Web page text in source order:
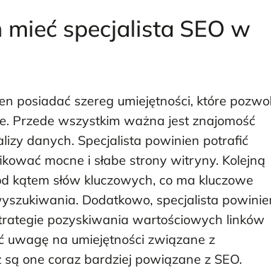
specjalista SEO w
posiadać szereg umiejętności, które
Przede wszystkim ważna jest znajomość
danych. Specjalista powinien potrafić
mocne i słabe strony witryny. Kolejną
kątem słów kluczowych, co ma kluczowe
Dodatkowo, specjalista
pozyskiwania wartościowych linków
na umiejętności związane z
one coraz bardziej powiązane z SEO.